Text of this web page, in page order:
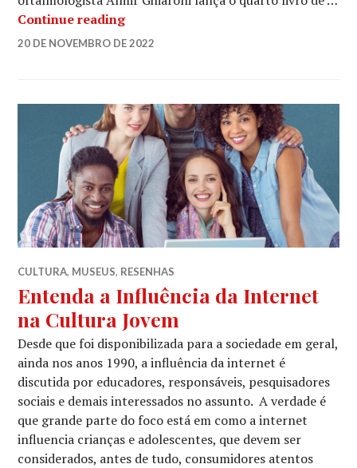
Continue readingSem Luta Não se Vive de Almir
LUCIANA
20 DE NOVEMBRO DE 2022
CULTURA, MUSEUS, RESENHAS
Entenda a Influência da Internet
na Cultura Jovem
Desde que foi disponibilizada para a sociedade em geral,
ainda nos anos 1990, a influência da internet é
discutida por educadores, responsáveis, pesquisadores
sociais e demais interessados no assunto. A verdade é
que grande parte do foco está em como a internet
influencia crianças e adolescentes, que devem ser
considerados, antes de tudo, consumidores atentos